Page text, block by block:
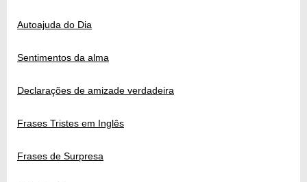
Autoajuda do Dia
Sentimentos da alma
Declarações de amizade verdadeira
Frases Tristes em Inglês
Frases de Surpresa